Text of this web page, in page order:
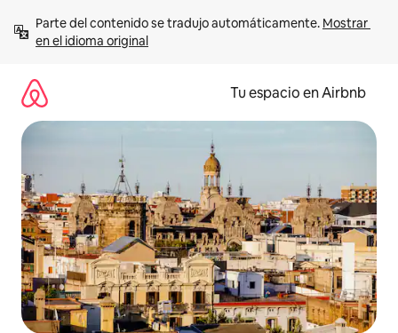
contenido
Parte del contenido se tradujo automáticamente. Mostrar
en el idioma original
Tu espacio en Airbnb